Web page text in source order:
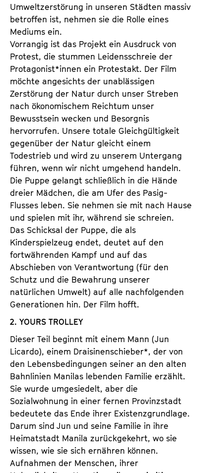
Umweltzerstörung in unseren Städten massiv
betroffen ist, nehmen sie die Rolle eines
Mediums ein.
Vorrangig ist das Projekt ein Ausdruck von
Protest, die stummen Leidensschreie der
Protagonist*innen ein Protestakt. Der Film
möchte angesichts der unablässigen
Zerstörung der Natur durch unser Streben
nach ökonomischem Reichtum unser
Bewusstsein wecken und Besorgnis
hervorrufen. Unsere totale Gleichgültigkeit
gegenüber der Natur gleicht einem
Todestrieb und wird zu unserem Untergang
führen, wenn wir nicht umgehend handeln.
Die Puppe gelangt schließlich in die Hände
dreier Mädchen, die am Ufer des Pasig-
Flusses leben. Sie nehmen sie mit nach Hause
und spielen mit ihr, während sie schreien.
Das Schicksal der Puppe, die als
Kinderspielzeug endet, deutet auf den
fortwährenden Kampf und auf das
Abschieben von Verantwortung (für den
Schutz und die Bewahrung unserer
natürlichen Umwelt) auf alle nachfolgenden
Generationen hin. Der Film hofft.
2. YOURS TROLLEY
Dieser Teil beginnt mit einem Mann (Jun
Licardo), einem Draisinenschieber*, der von
den Lebensbedingungen seiner an den alten
Bahnlinien Manilas lebenden Familie erzählt.
Sie wurde umgesiedelt, aber die
Sozialwohnung in einer fernen Provinzstadt
bedeutete das Ende ihrer Existenzgrundlage.
Darum sind Jun und seine Familie in ihre
Heimatstadt Manila zurückgekehrt, wo sie
wissen, wie sie sich ernähren können.
Aufnahmen der Menschen, ihrer